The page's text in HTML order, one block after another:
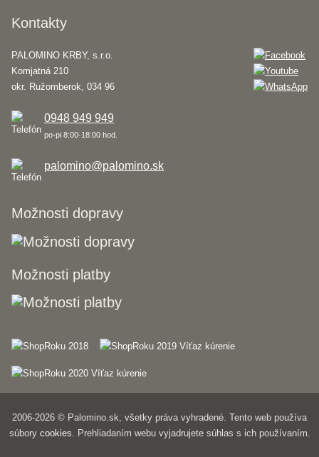
Kontakty
PALOMINO KRBY, s.r.o.
Komjatná 210
okr. Ružomberok, 034 96
0948 949 949
po-pi 8:00-18:00 hod.
palomino@palomino.sk
Možnosti dopravy
Možnosti platby
2006-2026 © Palomino.sk, všetky práva vyhradené. Tento web používa
súbory cookies. Prehliadaním webu vyjadrujete súhlas s ich používaním.